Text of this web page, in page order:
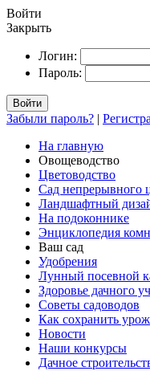
Войти
Закрыть
Логин:
Пароль:
Войти
Забыли пароль? |
На главную
Овощеводство
Цветоводство
Сад непрерывного
Ландшафтный
На подоконнике
Энциклопедия
Ваш сад
Удобрения
Лунный посевной
Здоровье дачного
Советы садоводов
Как сохранить
Новости
Наши конкурсы
Дачное